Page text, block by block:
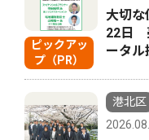
ピックアッ
プ（PR）
大切
22日
ータル
港北区